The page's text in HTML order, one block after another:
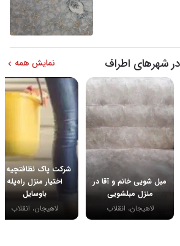
شهرهای اطراف نمایش همه
مبل شویی خانم و آقا در
منزل مبلشویی
لاهیجان، انقلاب
شرکت پاک نظافتچیه
اختیار منزل راه‌پله
باوسایل
لاهیجان، انقلاب